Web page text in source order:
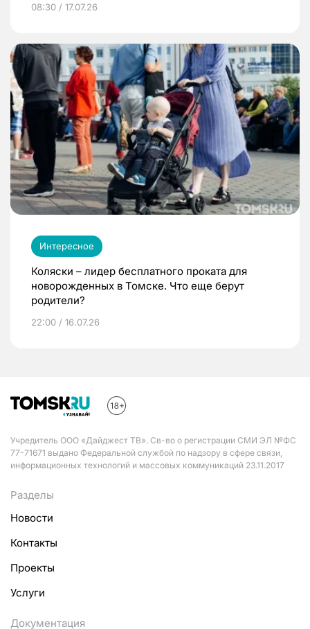
08:30 / 17.07.26
Интересное
Коляски – лидер бесплатного проката для
новорожденных в Томске. Что еще берут
родители?
22:00 / 16.07.26
Учредитель ООО «Дайджест ТВ». Св-во о регистрации СМИ ЭЛ №ФС
77-71671 выдано Федеральной службой по надзору в сфере связи,
информационных технологий и массовых коммуникаций 23.11.2017
Разделы
Новости
Контакты
Проекты
Услуги
Документация